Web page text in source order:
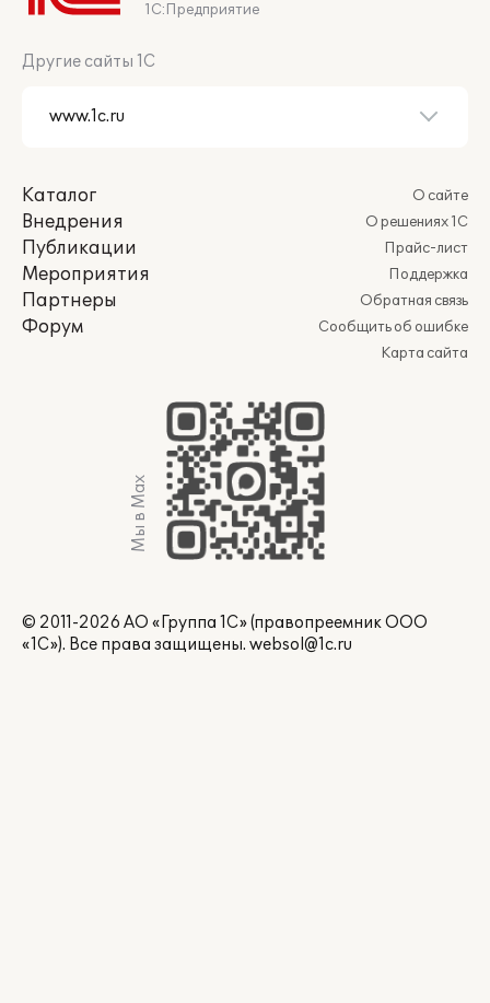
1С:Предприятие
Другие сайты 1С
Каталог
Внедрения
Публикации
Мероприятия
Партнеры
Форум
О сайте
О решениях 1С
Прайс-лист
Поддержка
Обратная связь
Сообщить об ошибке
Карта сайта
Мы в Max
© 2011-2026 АО «Группа 1С» (правопреемник ООО
«1С»). Все права защищены. websol@1c.ru